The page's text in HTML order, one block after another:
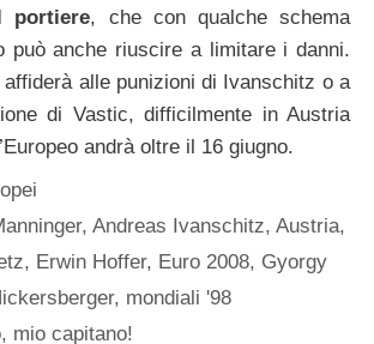
portiere, che con qualche schema
può anche riuscire a limitare i danni.
alle punizioni di Ivanschitz o a
di Vastic, difficilmente in Austria
andrà oltre il 16 giugno.
,Andreas Ivanschitz,Austria,
, Erwin Hoffer, Euro 2008, Gyorgy
, mondiali '98
mio capitano!